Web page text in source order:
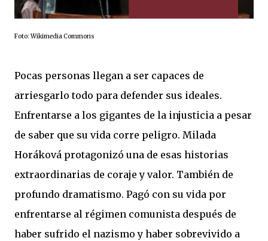
Foto: Wikimedia Commons
Pocas personas llegan a ser capaces de
arriesgarlo todo para defender sus ideales.
Enfrentarse a los gigantes de la injusticia a pesar
de saber que su vida corre peligro. Milada
Horáková protagonizó una de esas historias
extraordinarias de coraje y valor. También de
profundo dramatismo. Pagó con su vida por
enfrentarse al régimen comunista después de
haber sufrido el nazismo y haber sobrevivido a